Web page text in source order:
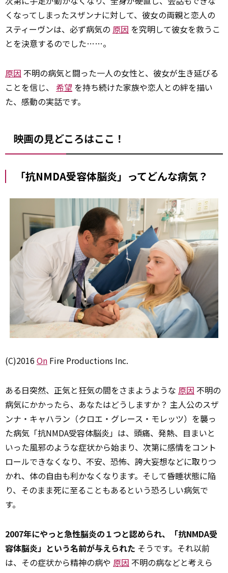
くなってしまったスザンナに対して、彼女の両親と恋人の
スティーヴンは、必ず病気の 原因 を究明して彼女を救うこ
とを決意するのでした……。
原因 不明の病気と闘った一人の女性と、彼女が生き延びる
ことを信じ、 希望 を持ち続けた家族や恋人との絆を描い
た、感動の実話です。
映画の見どころはここ！
「抗NMDA受容体脳炎」ってどんな病気？
(C)2016On Fire Productions Inc.
ある日突然、正気と狂気の間をさまようような 原因 不明の
病気にかかったら、あなたはどうしますか？ 主人公のスザ
ンナ・キャハラン（クロエ・グレース・モレッツ）を襲っ
た病気「抗NMDA受容体脳炎」は、頭痛、発熱、目まいと
いった風邪のような症状から始まり、次第に感情をコント
ロールできなくなり、不安、恐怖、誇大妄想などに取りつ
かれ、体の自由も利かなくなります。そして昏睡状態に陥
り、そのまま死に至ることもあるという恐ろしい病気で
す。
2007年にやっと急性脳炎の１つと認められ、「抗NMDA受
容体脳炎」という名前が与えられた そうです。それ以前
は、その症状から精神の病や 原因 不明の病などと考えら